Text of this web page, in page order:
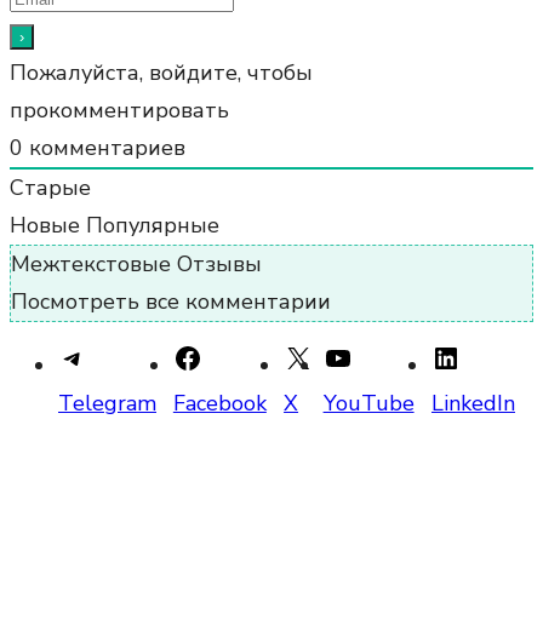
Пожалуйста, войдите, чтобы
прокомментировать
0 комментариев
Старые
Новые Популярные
Межтекстовые Отзывы
Посмотреть все комментарии
Telegram Facebook X YouTube LinkedIn